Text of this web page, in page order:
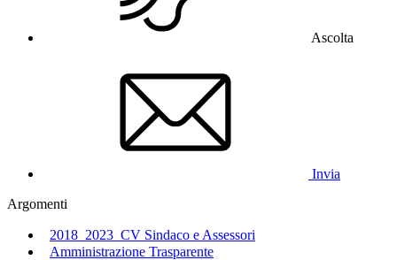
Ascolta
Invia
Argomenti
2018_2023_CV Sindaco e Assessori
Amministrazione Trasparente